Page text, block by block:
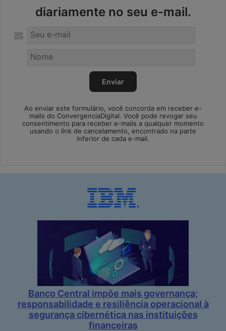
diariamente no seu e-mail.
Ao enviar este formulário, você concorda em receber e-
mails do ConvergenciaDigital. Você pode revogar seu
consentimento para receber e-mails a qualquer momento
usando o link de cancelamento, encontrado na parte
inferior de cada e-mail.
Banco Central impõe mais governança;
responsabilidade e resiliência operacional à
segurança cibernética nas instituições
financeiras